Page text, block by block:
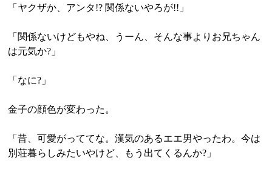
「ヤクザか、アンタ!? 関係ないやろが!!」
「関係ないけどもやね、うーん、そんな事よりお兄ちゃん
は元気か?」
「なに?」
金子の顔色が変わった。
「昔、可愛がっててな。漢気のあるエエ男やったわ。今は
別荘暮らしみたいやけど、もう出てくるんか?」